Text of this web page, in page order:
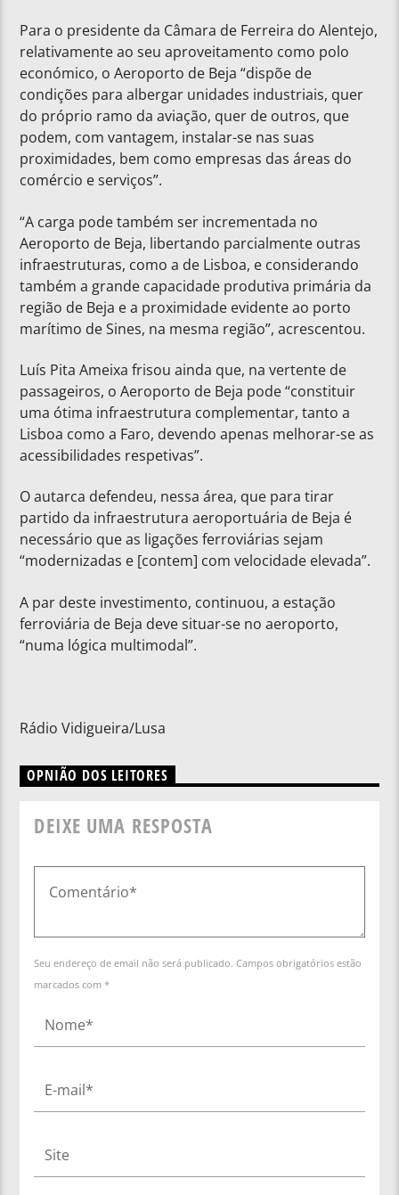
Para o presidente da Câmara de Ferreira do Alentejo,
relativamente ao seu aproveitamento como polo
económico, o Aeroporto de Beja “dispõe de
condições para albergar unidades industriais, quer
do próprio ramo da aviação, quer de outros, que
podem, com vantagem, instalar-se nas suas
proximidades, bem como empresas das áreas do
comércio e serviços”.
“A carga pode também ser incrementada no
Aeroporto de Beja, libertando parcialmente outras
infraestruturas, como a de Lisboa, e considerando
também a grande capacidade produtiva primária da
região de Beja e a proximidade evidente ao porto
marítimo de Sines, na mesma região”, acrescentou.
Luís Pita Ameixa frisou ainda que, na vertente de
passageiros, o Aeroporto de Beja pode “constituir
uma ótima infraestrutura complementar, tanto a
Lisboa como a Faro, devendo apenas melhorar-se as
acessibilidades respetivas”.
O autarca defendeu, nessa área, que para tirar
partido da infraestrutura aeroportuária de Beja é
necessário que as ligações ferroviárias sejam
“modernizadas e [contem] com velocidade elevada”.
A par deste investimento, continuou, a estação
ferroviária de Beja deve situar-se no aeroporto,
“numa lógica multimodal”.
Rádio Vidigueira/Lusa
OPNIÃO DOS LEITORES
DEIXE UMA RESPOSTA
Seu endereço de email não será publicado. Campos obrigatórios estão
marcados com *